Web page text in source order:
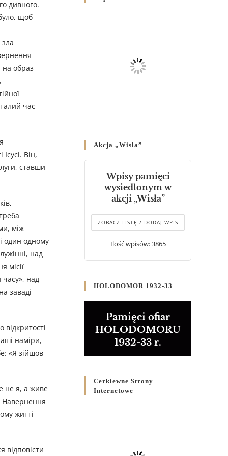
дивного.
щоб
на образ
час
Він,
ставши
між
один одному
над
місії
часу», над
заваді
наміри,
«Я зійшов
не я, а живе
Навернення
житті
відповісти
Родин
Справ Молоді та встановленя
складу Катихитичної Комісії
днях 2-12 липня 2024 р.”
Декрет єпископів
Перемисько-Варшавської
Митрополії стосовно
звершування Божественної
літургії
Булла проголошення
Розпорядження
Преосвященнішого Владики
Кир Володимира Р. Ющака
про вживання друкованих
книг на публічних
богослужіннях
Akcja „Wisła”
Wpisy pamięci
wysiedlonym w
akcji „Wisła”
ZOBACZ LISTĘ / DODAJ WPIS
Ilość wpisów: 3865
HOLODOMOR 1932-33
Pamięci ofiar
HOLODOMORU
1932-33 r.
Cerkiewne Strony
Internetowe